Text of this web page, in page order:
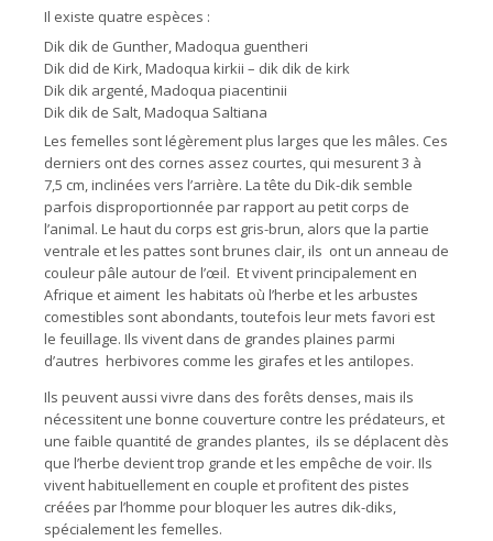
Il existe quatre espèces :
Dik dik de Gunther, Madoqua guentheri
Dik did de Kirk, Madoqua kirkii – dik dik de kirk
Dik dik argenté, Madoqua piacentinii
Dik dik de Salt, Madoqua Saltiana
Les femelles sont légèrement plus larges que les mâles. Ces
derniers ont des cornes assez courtes, qui mesurent 3 à
7,5 cm, inclinées vers l’arrière. La tête du Dik-dik semble
parfois disproportionnée par rapport au petit corps de
l’animal. Le haut du corps est gris-brun, alors que la partie
ventrale et les pattes sont brunes clair, ils ont un anneau de
couleur pâle autour de l’œil. Et vivent principalement en
Afrique et aiment les habitats où l’herbe et les arbustes
comestibles sont abondants, toutefois leur mets favori est
le feuillage. Ils vivent dans de grandes plaines parmi
d’autres herbivores comme les girafes et les antilopes.
Ils peuvent aussi vivre dans des forêts denses, mais ils
nécessitent une bonne couverture contre les prédateurs, et
une faible quantité de grandes plantes, ils se déplacent dès
que l’herbe devient trop grande et les empêche de voir. Ils
vivent habituellement en couple et profitent des pistes
créées par l’homme pour bloquer les autres dik-diks,
spécialement les femelles.